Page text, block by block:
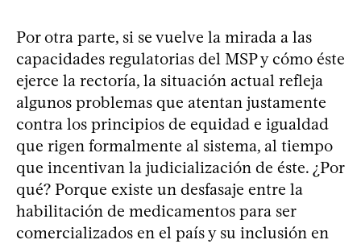
Por otra parte, si se vuelve la mirada a las
capacidades regulatorias del MSP y cómo éste
ejerce la rectoría, la situación actual refleja
algunos problemas que atentan justamente
contra los principios de equidad e igualdad
que rigen formalmente al sistema, al tiempo
que incentivan la judicialización de éste. ¿Por
qué? Porque existe un desfasaje entre la
habilitación de medicamentos para ser
comercializados en el país y su inclusión en